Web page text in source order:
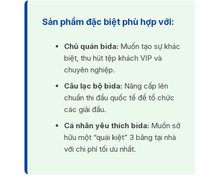
Sản phẩm đặc biệt phù hợp với:
Chủ quán bida: Muốn tạo sự khác
biệt, thu hút tệp khách VIP và
chuyên nghiệp.
Câu lạc bộ bida: Nâng cấp lên
chuẩn thi đấu quốc tế để tổ chức
các giải đấu.
Cá nhân yêu thích bida: Muốn sở
hữu một “quái kiệt” 3 băng tại nhà
với chi phí tối ưu nhất.